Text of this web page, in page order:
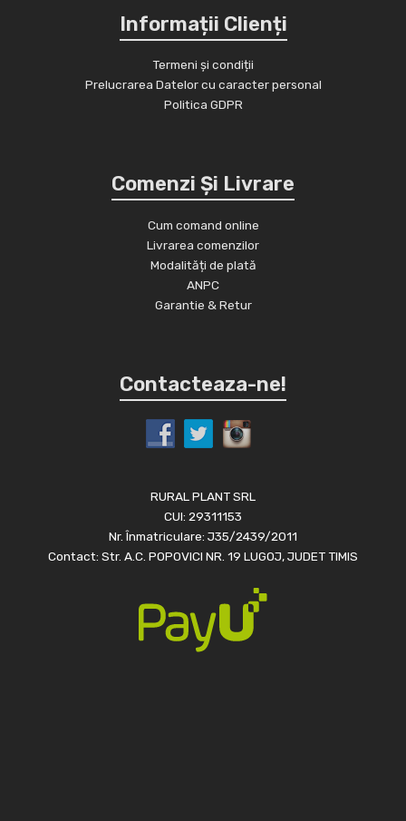
Informații Clienți
Termeni și condiții
Prelucrarea Datelor cu caracter personal
Politica GDPR
Comenzi Și Livrare
Cum comand online
Livrarea comenzilor
Modalități de plată
ANPC
Garantie & Retur
Contacteaza-ne!
RURAL PLANT SRL
CUI: 29311153
Nr. Înmatriculare: J35/2439/2011
Contact: Str. A.C. POPOVICI NR. 19 LUGOJ, JUDET TIMIS